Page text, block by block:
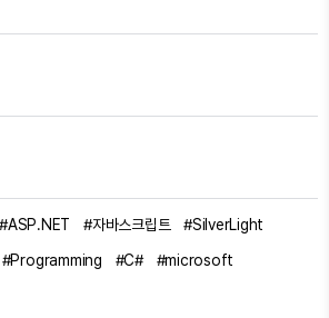
#ASP.NET #자바스크립트
#SilverLight
#Programming #C# #microsoft